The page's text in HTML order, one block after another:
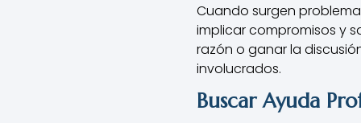
Cuando surgen
implicar compromisos y
razón o ganar la
involucrados.
Buscar Ayuda